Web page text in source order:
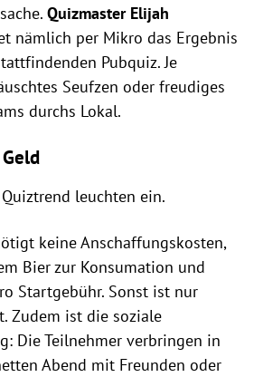
Quizmaster Elijah
nämlich per Mikro das Ergebnis
Pubquiz. Je
Seufzen oder freudiges
durchs Lokal.
leuchten ein.
keine Anschaffungskosten,
Bier zur Konsumation und
Startgebühr. Sonst ist nur
Zudem ist die soziale
Die Teilnehmer verbringen in
Abend mit Freunden oder